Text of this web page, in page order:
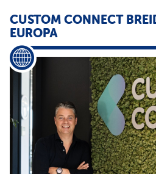
CUSTOM CONNECT
EUROPA